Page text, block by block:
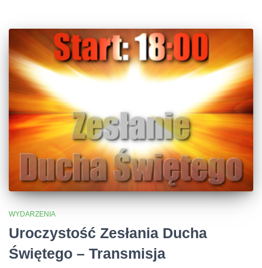
WYDARZENIA
Uroczystość Zesłania Ducha
Świętego – Transmisja